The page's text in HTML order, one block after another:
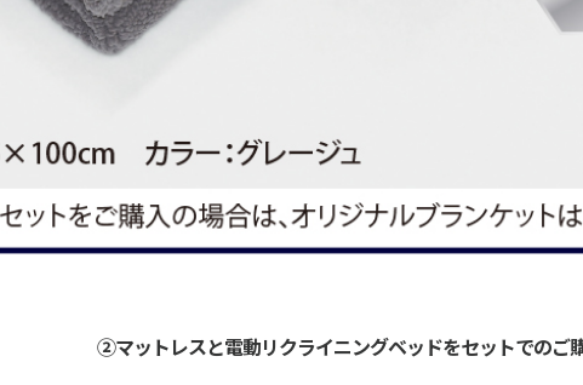
②マットレスと電動リクライニングベッドをセットでのご